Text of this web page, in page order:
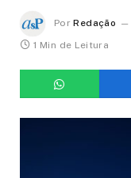
Por Redação
1 Min de Leitura